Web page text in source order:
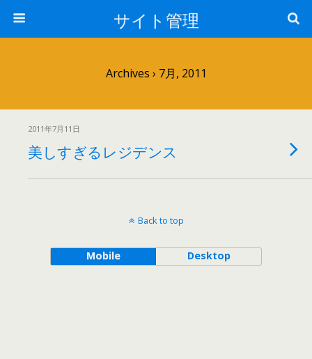
サイト管理
Archives › 7月, 2011
2011年7月11日
美しすぎるレジデンス
Back to top
Mobile Desktop